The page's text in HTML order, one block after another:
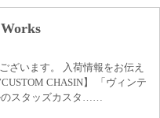
ざいます。 入荷情報をお伝え
CHASIN】 「ヴィンテ
のスタッズカスタ……